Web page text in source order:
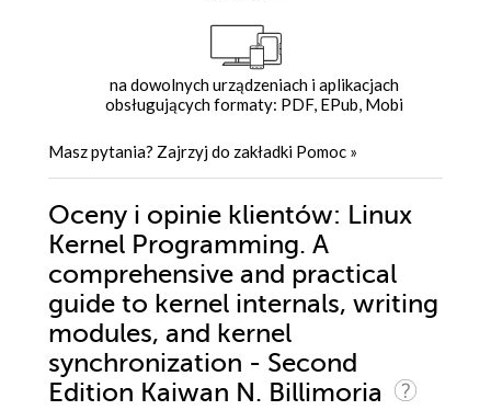
na dowolnych urządzeniach i aplikacjach
obsługujących formaty: PDF, EPub, Mobi
Masz pytania? Zajrzyj do zakładki Pomoc »
Oceny i opinie klientów: Linux
Kernel Programming. A
comprehensive and practical
guide to kernel internals, writing
modules, and kernel
synchronization - Second
Edition Kaiwan N. Billimoria